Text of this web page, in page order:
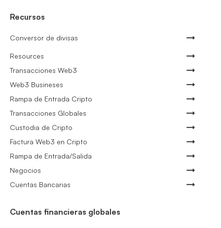
Recursos
Conversor de divisas
Resources
Transacciones Web3
Web3 Busineses
Rampa de Entrada Cripto
Transacciones Globales
Custodia de Cripto
Factura Web3 en Cripto
Rampa de Entrada/Salida
Negocios
Cuentas Bancarias
Cuentas financieras globales